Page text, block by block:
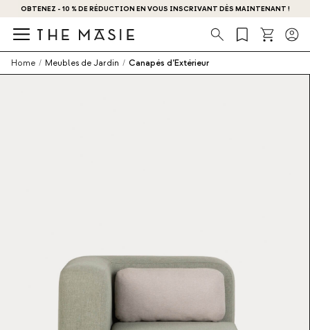
OBTENEZ - 10 % DE RÉDUCTION EN VOUS INSCRIVANT DÈS MAINTENANT !
Recherche
Home / Meubles de Jardin / Canapés d’Extérieur